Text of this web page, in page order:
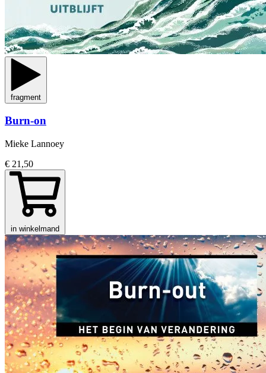
fragment
Burn-on
Mieke Lannoey
€ 21,50
in winkelmand